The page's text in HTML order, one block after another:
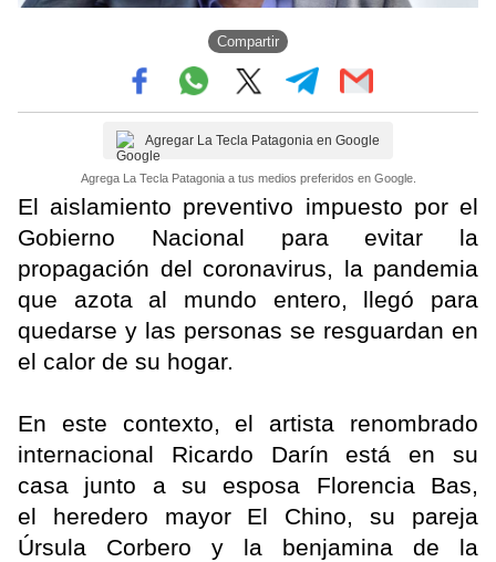
Compartir
Agregar La Tecla Patagonia en Google
Agrega La Tecla Patagonia a tus medios preferidos en Google.
El aislamiento preventivo impuesto por el
Gobierno Nacional para evitar la
propagación del coronavirus, la pandemia
que azota al mundo entero, llegó para
quedarse y las personas se resguardan en
el calor de su hogar.
En este contexto, el artista renombrado
internacional Ricardo Darín está en su
casa junto a su esposa Florencia Bas,
el heredero mayor El Chino, su pareja
Úrsula Corbero y la benjamina de la